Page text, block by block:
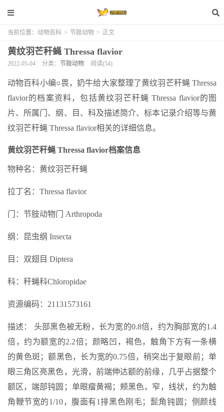
当前位置： 动物百科 > 节肢动物 > 正文
黄纹羽芒秆蝇 Thressa flavior
2022-05-04 分类： 节肢动物 阅读(54)
动物百科小编○畏，奶牛给大家整理了黄纹羽芒秆蝇 Thressa
flavior的档案资料，包括黄纹羽芒秆蝇 Thressa flavior的图
片、所属门、纲、目、科及描述简介、标本记录介绍等与黄
纹羽芒秆蝇 Thressa flavior相关的详细信息。
黄纹羽芒秆蝇 Thressa flavior档案信息
物种名：黄纹羽芒秆蝇
拉丁名：Thressa flavior
门：节肢动物门 Arthropoda
纲：昆虫纲 Insecta
目：双翅目 Diptera
科：秆蝇科Chloropidae
资源编码：21131573161
描述： 头部黑色被无粉，长为宽的0.8倍，约为胸部宽的1.4
倍，约为额宽的2.2倍；颜略凹，褐色，触角下方有一条横
的黄色斑；额黑色，长为宽的0.75倍，稍突出于复眼前；单
眼三角区亮黑色，光滑，前端伸达额的前缘，几乎占据整个
额区，端部钝圆；单眼瘤黄褐；颊黑色，窄，线状，约为触
角鞭节宽的1/10，腹面有1排黑色刚毛；髭角钝圆；侧颜线